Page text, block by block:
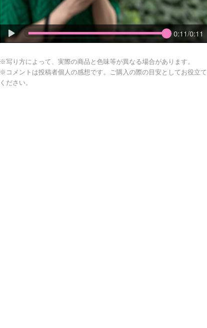
0:11/0:11
※写り方によって、実際の商品と色味等が異なる場合があります。
※コメントは投稿者個人の感想です。ご購入の際の目安としてお役立て
ください。